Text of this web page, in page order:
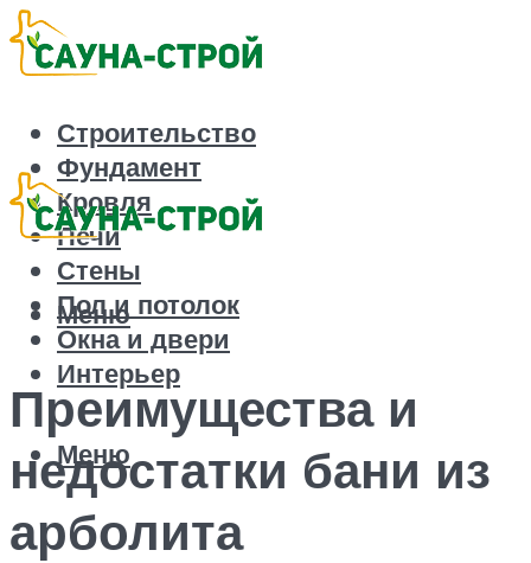
Строительство
Фундамент
Кровля
Печи
Стены
Пол и потолок
Окна и двери
Интерьер
Меню
Меню
Преимущества и
недостатки бани из
арболита